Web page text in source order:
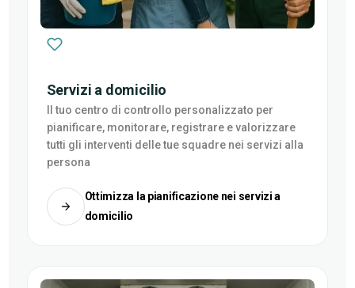
Servizi a domicilio
Il tuo centro di controllo personalizzato per
pianificare, monitorare, registrare e valorizzare
tutti gli interventi delle tue squadre nei servizi alla
persona
Ottimizza la pianificazione nei servizi a
domicilio